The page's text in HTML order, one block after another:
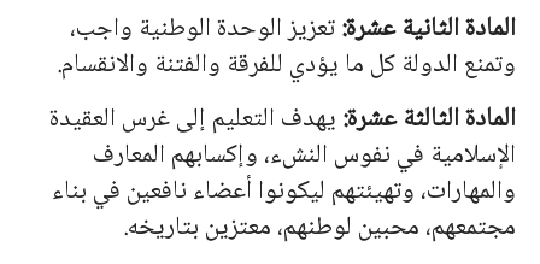
المادة الثانية عشرة:تعزيز الوحدة الوطنية واجب،
وتمنع الدولة كل ما يؤدي للفرقة والفتنة والانقسام.
المادة الثالثة عشرة:يهدف التعليم إلى غرس العقيدة
الإسلامية في نفوس النشء، وإكسابهم المعارف
والمهارات، وتهيئتهم ليكونوا أعضاء نافعين في بناء
مجتمعهم، محبين لوطنهم، معتزين بتاريخه.